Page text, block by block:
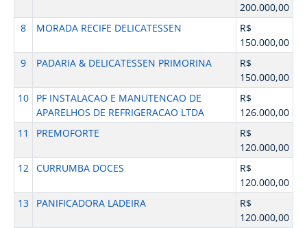
200.000,00
8
MORADA RECIFE DELICATESSEN
R$
150.000,00
9
PADARIA & DELICATESSEN PRIMORINA
R$
150.000,00
10
PF INSTALACAO E MANUTENCAO DE
APARELHOS DE REFRIGERACAO LTDA
R$
126.000,00
11
PREMOFORTE
R$
120.000,00
12 CURRUMBA DOCES
R$
120.000,00
13
PANIFICADORA LADEIRA
R$
120.000,00